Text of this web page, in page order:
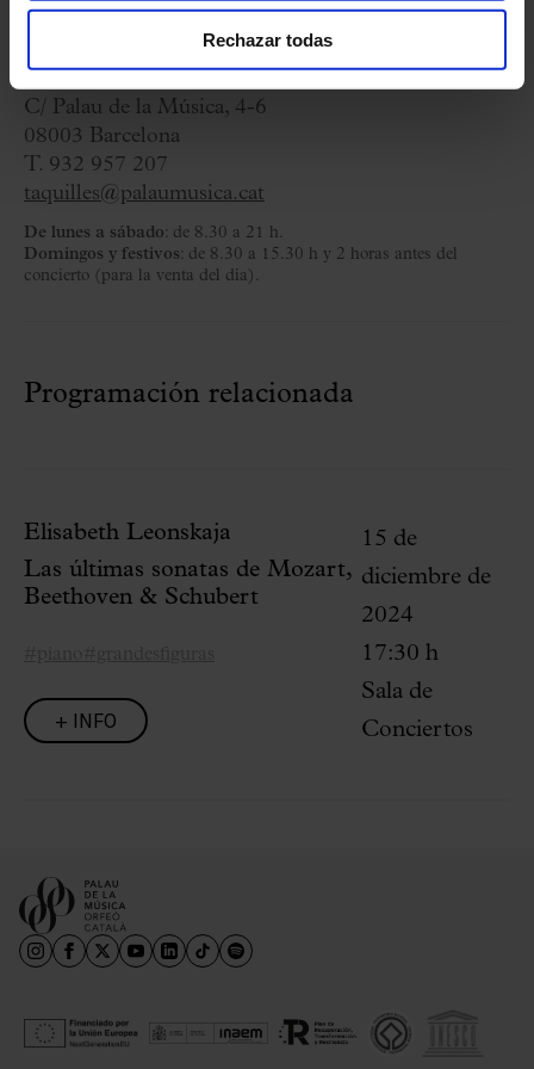
Rechazar todas
Taquillas
C/ Palau de la Música, 4-6
08003 Barcelona
T. 932 957 207
taquilles@palaumusica.cat
De lunes a sábado: de 8.30 a 21 h.
Domingos y festivos: de 8.30 a 15.30 h y 2 horas antes del
concierto (para la venta del día).
Programación relacionada
Elisabeth Leonskaja
Las últimas sonatas de Mozart,
Beethoven & Schubert
+ INFO
15 de
diciembre de
2024
17:30 h
Sala de
Conciertos